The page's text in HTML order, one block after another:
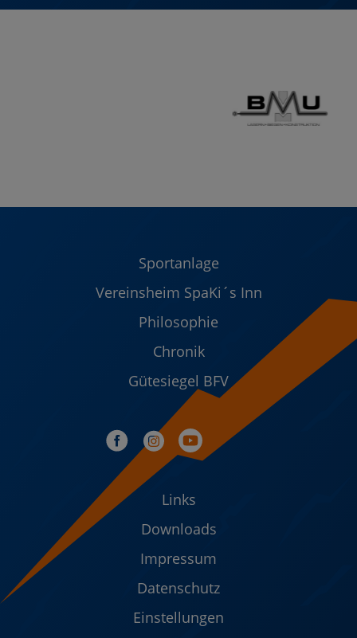
Sportanlage
Vereinsheim SpaKi´s Inn
Philosophie
Chronik
Gütesiegel BFV
Links
Downloads
Impressum
Datenschutz
Einstellungen